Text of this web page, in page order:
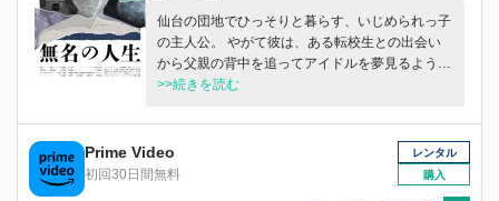
仙台の団地でひっそりと暮らす、いじめられっ⼦
の主⼈公。 やがて彼は、ある転校⽣との出会い
から⽗親の背中を追ってアイドルを夢⾒るよう
に。そこから図らずも成り上がっていく主⼈公の
芸能界の闇、若年層の不詳の死、戦争など、今ま
さに我々が直⾯する数々の問題を背景に描かれて
いく。「本当の名前を呼ばれることの無かった
男」が最後に直⾯する、誰も⾒たことのない景⾊
>>続きを読む
Prime Video
初回30日間無料
レンタル
購入